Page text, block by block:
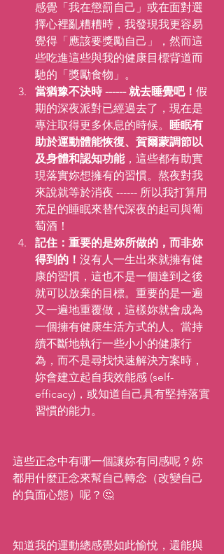
感覺「我在懲罰自己」或在面對選
擇心裡亂糟糟時，我發現我更容易
覺得「應該要獎勵自己」，然而這
些吃進這些與我的健康目標背道而
馳的「獎勵食物」。
當猶豫不決時 ------ 就去睡覺吧！ 假
期的深夜派對已經過去了，現在是
專注取得更多休息的時候。
睡眠有
助於運動體能恢復、賀爾蒙調節以
及身體和認知功能，這些都有助實
現落實妳想擁有的習慣。熬夜對我
來說就等於消夜 ------ 所以我打算用
充足的睡眠來替代深夜的起司與葡
萄酒！
記住：重要的是妳所做的，而非妳
得到的！ 沒有人一生出來就擁有健
康的習慣，這也不是一個達到之後
就可以放棄的目標。重要的是一遍
又一遍地重覆做，這樣妳就會成為
一個擁有健康生活方式的人。當持
續不斷地執行一些小小的健康行
為，而不是尋找快速解決方案時，
妳會建立起自我效能感 (self-
efficacy)，或知道自己具有堅持落實
習慣的能力。
這些正念中有哪一個讓妳有同感呢？妳
都用什麼正念來幫自己轉念（改變自己
的負面心態）呢？🤔
知道我的運動總感覺如此愉悅，還能與